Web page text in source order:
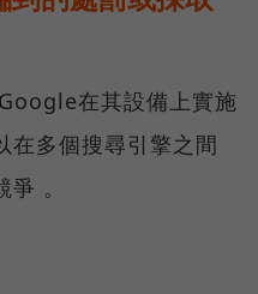
在其設備上實施
在多個搜尋引擎之間
。